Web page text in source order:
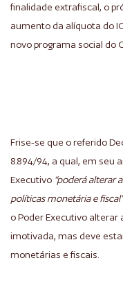
finalidade extrafiscal, o
aumento da alíquota do
novo programa social do
Frise-se que o referido
8.894/94, a qual, em seu
Executivo “poderá alterar
políticas monetária e fiscal”
o Poder Executivo alterar
imotivada, mas deve
monetárias e fiscais.